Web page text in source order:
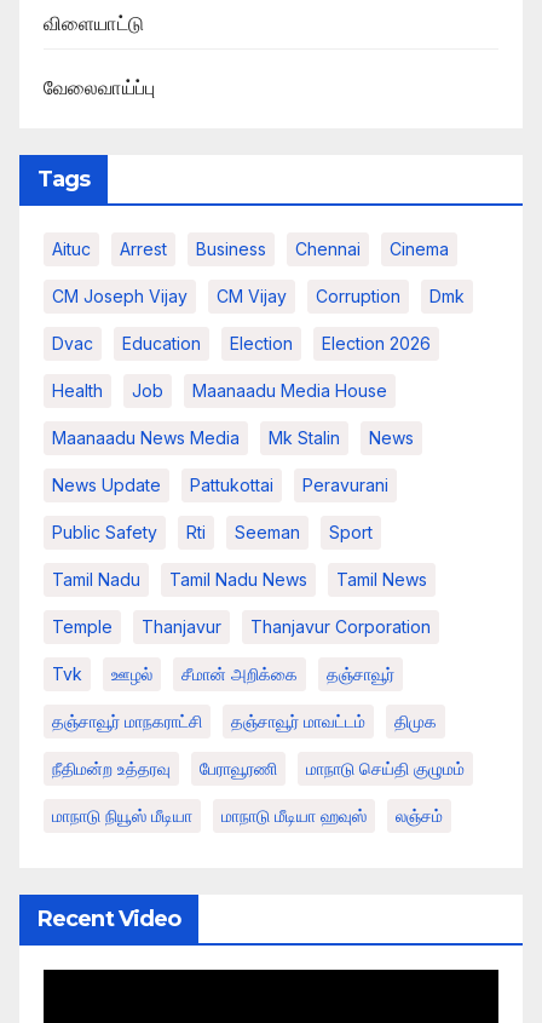
விளையாட்டு
வேலைவாய்ப்பு
Tags
Aituc Arrest Business Chennai Cinema
CM Joseph Vijay CM Vijay Corruption Dmk
Dvac Education Election Election 2026
Health Job Maanaadu Media House
Maanaadu News Media Mk Stalin News
News Update Pattukottai Peravurani
Public Safety Rti Seeman Sport
Tamil Nadu Tamil Nadu News Tamil News
Temple Thanjavur Thanjavur Corporation
Tvk ஊழல் சீமான் அறிக்கை தஞ்சாவூர்
தஞ்சாவூர் மாநகராட்சி தஞ்சாவூர் மாவட்டம் திமுக
நீதிமன்ற உத்தரவு பேராவூரணி மாநாடு செய்தி குழுமம்
மாநாடு நியூஸ் மீடியா மாநாடு மீடியா ஹவுஸ் லஞ்சம்
Recent Video